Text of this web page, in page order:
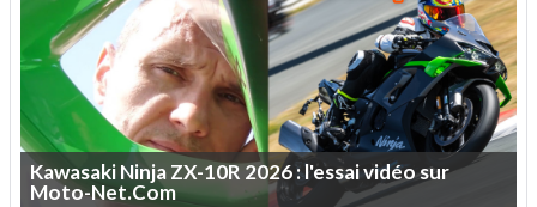
KawasakiNinjaZX-10R2026:l'essaividéosur
Moto-Net.Com